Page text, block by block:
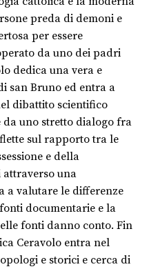
preda di demoni e
per essere
da uno dei padri
dedica una vera e
san Bruno ed entra a
dibattito scientifico
uno stretto dialogo fra
sul rapporto tra le
e della
attraverso una
a valutare le differenze
documentarie e la
fonti danno conto. Fin
Ceravolo entra nel
e storici e cerca di